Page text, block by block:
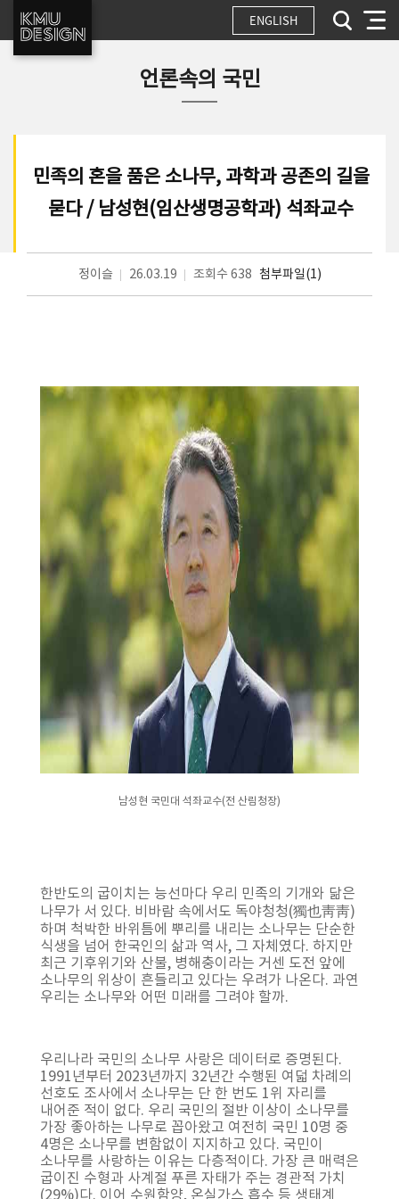
ENGLISH
언론속의 국민
민족의 혼을 품은 소나무, 과학과 공존의 길을
묻다 / 남성현(임산생명공학과) 석좌교수
정이슬 26.03.19 조회수 638 첨부파일(1)
남성현 국민대 석좌교수(전 산림청장)
한반도의 굽이치는 능선마다 우리 민족의 기개와 닮은
나무가 서 있다. 비바람 속에서도 독야청청(獨也靑靑)
하며 척박한 바위틈에 뿌리를 내리는 소나무는 단순한
식생을 넘어 한국인의 삶과 역사, 그 자체였다. 하지만
최근 기후위기와 산불, 병해충이라는 거센 도전 앞에
소나무의 위상이 흔들리고 있다는 우려가 나온다. 과연
우리는 소나무와 어떤 미래를 그려야 할까.
우리나라 국민의 소나무 사랑은 데이터로 증명된다.
1991년부터 2023년까지 32년간 수행된 여덟 차례의
선호도 조사에서 소나무는 단 한 번도 1위 자리를
내어준 적이 없다. 우리 국민의 절반 이상이 소나무를
가장 좋아하는 나무로 꼽아왔고 여전히 국민 10명 중
4명은 소나무를 변함없이 지지하고 있다. 국민이
소나무를 사랑하는 이유는 다층적이다. 가장 큰 매력은
굽이진 수형과 사계절 푸른 자태가 주는 경관적 가치
(29%)다. 이어 수원함양, 온실가스 흡수 등 생태계